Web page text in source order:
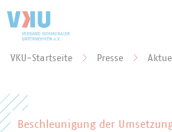
VKU-Startseite Presse
Beschleunigung der